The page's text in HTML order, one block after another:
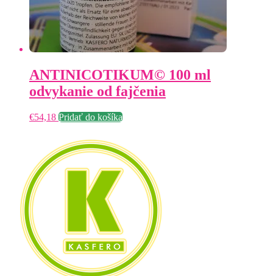
ANTINICOTIKUM© 100 ml
odvykanie od fajčenia
€54,18 Pridať do košíka